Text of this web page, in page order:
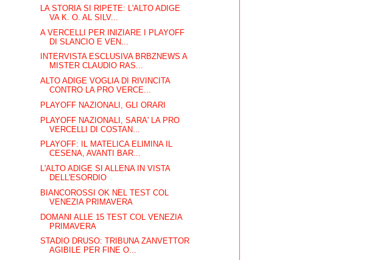
LA STORIA SI RIPETE: L'ALTO ADIGE
VA K. O. AL SILV...
A VERCELLI PER INIZIARE I PLAYOFF
DI SLANCIO E VEN...
INTERVISTA ESCLUSIVA BRBZNEWS A
MISTER CLAUDIO RAS...
ALTO ADIGE VOGLIA DI RIVINCITA
CONTRO LA PRO VERCE...
PLAYOFF NAZIONALI, GLI ORARI
PLAYOFF NAZIONALI, SARA' LA PRO
VERCELLI DI COSTAN...
PLAYOFF: IL MATELICA ELIMINA IL
CESENA, AVANTI BAR...
L'ALTO ADIGE SI ALLENA IN VISTA
DELL'ESORDIO
BIANCOROSSI OK NEL TEST COL
VENEZIA PRIMAVERA
DOMANI ALLE 15 TEST COL VENEZIA
PRIMAVERA
STADIO DRUSO: TRIBUNA ZANVETTOR
AGIBILE PER FINE O...